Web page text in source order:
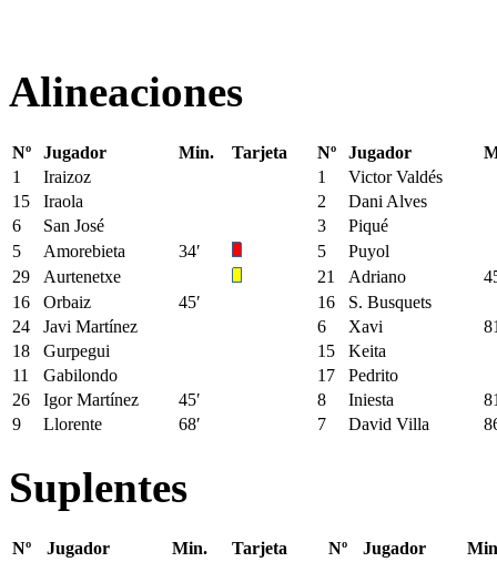
Alineaciones
Nº Jugador Min. Tarjeta Nº Jugador
1
Iraizoz 1
Victor Valdés
15
Iraola 2
Dani Alves
6
San José 3
Piqué
5
Amorebieta 34′ 5
Puyol
29
Aurtenetxe 21 Adriano
16
Orbaiz 45′ 16
S. Busquets
24
Javi Martínez 6 Xavi
18
Gurpegui 15
Keita
11
Gabilondo 17
Pedrito
26
Igor Martínez 45′ 8 Iniesta
9
Llorente 68′ 7 David Villa
Suplentes
Nº Jugador Min. Tarjeta Nº Jugador